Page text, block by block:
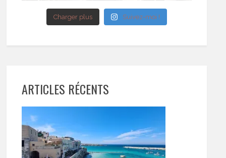
Charger plus Suivez-moi !
ARTICLES RÉCENTS